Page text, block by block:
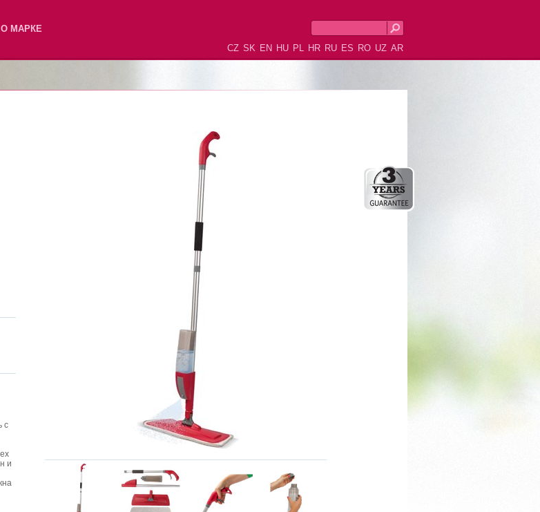
О МАРКЕ
CZ SK EN HU PL HR RU ES RO UZ AR
с
и